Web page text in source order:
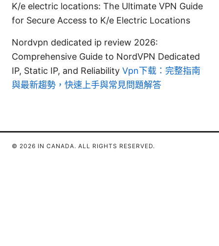
K/e electric locations: The Ultimate VPN Guide
for Secure Access to K/e Electric Locations
Nordvpn dedicated ip review 2026:
Comprehensive Guide to NordVPN Dedicated
IP, Static IP, and Reliability Vpn下载：完整指南
與最新趨勢，快速上手與常見問題解答
© 2026 IN CANADA. ALL RIGHTS RESERVED.